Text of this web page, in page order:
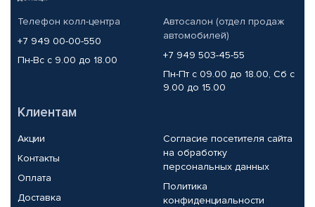
Телефон колл-центра
+7 949 00-00-550
Пн-Вс с 9.00 до 18.00
Автосалон (отдел продаж
автомобилей)
+7 949 503-45-55
Пн-Пт с 09.00 до 18.00, Сб с
9.00 до 15.00
Клиентам
Акции
Контакты
Оплата
Доставка
Согласие посетителя сайта
на обработку
персональных данных
Политика
конфиденциальности